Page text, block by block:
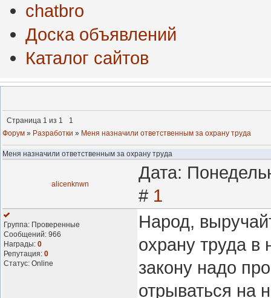
chatbro
Доска объявлений
Каталог сайтов
Страница 1 из 1
1
Форум » Разработки » Меня назначили ответственным за охрану труда
Меня назначили ответственным за охрану труда
alicenknwn
Дата:
# 1
Группа: Проверенные
Сообщений: 966
Награды: 0
Репутация: 0
Статус: Online
Народ,
охрану труда
закону надо
отрываться на